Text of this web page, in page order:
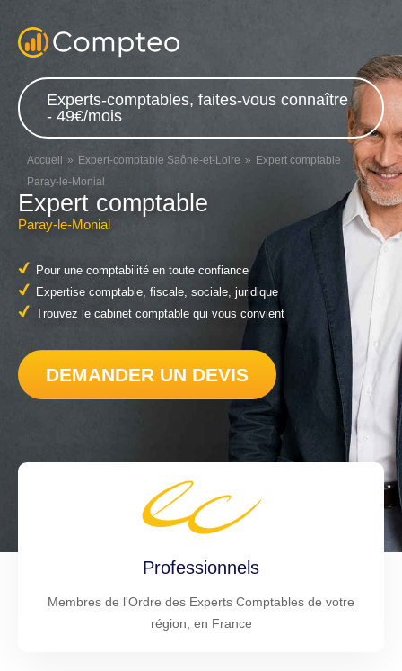
Experts-comptables, faites-vous connaître
- 49€/mois
Accueil Expert-comptable Saône-et-Loire
Expert comptable
Paray-le-Monial
Expert comptable
Paray-le-Monial
Pour une comptabilité en toute confiance
Expertise comptable, fiscale, sociale, juridique
Trouvez le cabinet comptable qui vous convient
DEMANDER UN DEVIS
Professionnels
Membres de l'Ordre des Experts Comptables de votre
région, en France